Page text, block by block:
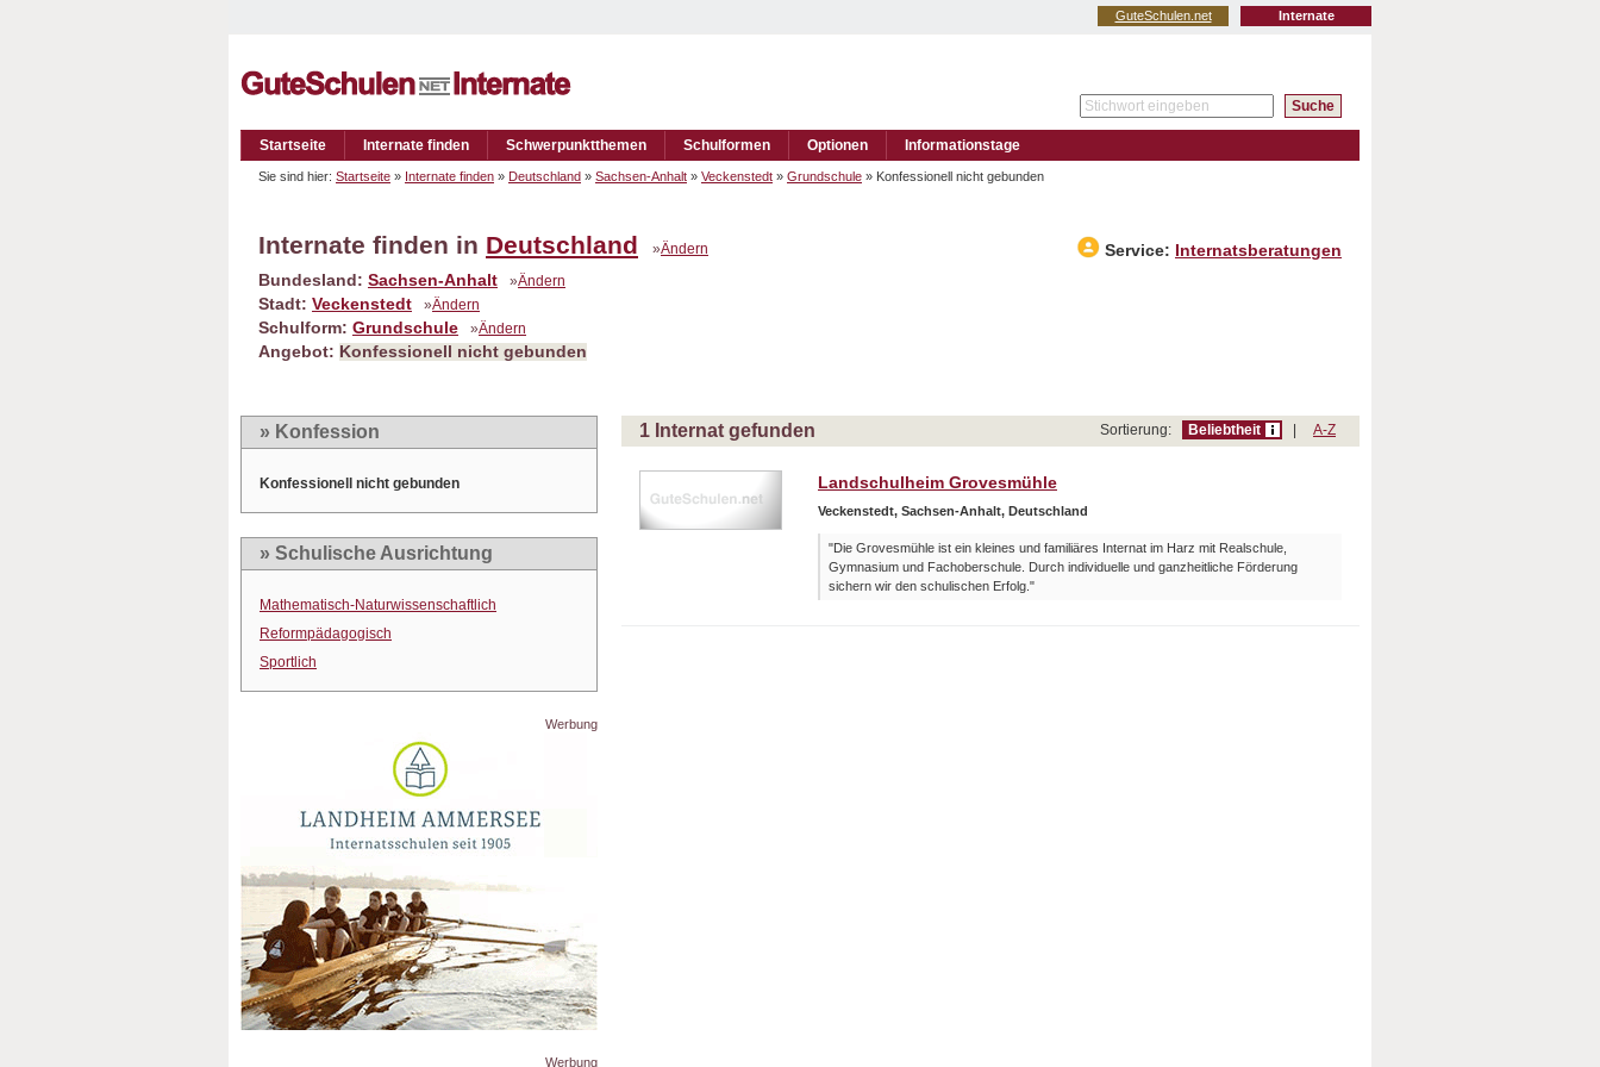
Internate
GuteSchulen.net
Startseite Internate finden Schwerpunktthemen Schulformen Optionen Informationstage
Sie sind hier: Startseite » Internate finden » Deutschland » Sachsen-Anhalt » Veckenstedt » Grundschule » Konfessionell nicht gebunden
Internate finden in Deutschland »Ändern Service:
Internatsberatungen
Bundesland: Sachsen-Anhalt »Ändern
Stadt: Veckenstedt »Ändern
Schulform: Grundschule »Ändern
Angebot: Konfessionell nicht gebunden
» Konfession
Konfessionell nicht gebunden
» Schulische Ausrichtung
Mathematisch-Naturwissenschaftlich
Reformpädagogisch
Sportlich
Werbung
Werbung
1 Internat gefunden Sortierung: Beliebtheit A-Z
Landschulheim Grovesmühle
Veckenstedt, Sachsen-Anhalt, Deutschland
"Die Grovesmühle ist ein kleines und familiäres Internat im Harz mit Realschule,
Gymnasium und Fachoberschule. Durch individuelle und ganzheitliche Förderung
sichern wir den schulischen Erfolg."